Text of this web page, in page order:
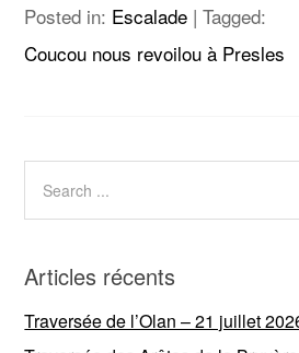
Posted in: Escalade |Tagged:
Coucou nous revoilou à Presles
Articles récents
Traversée de l’Olan – 21 juillet